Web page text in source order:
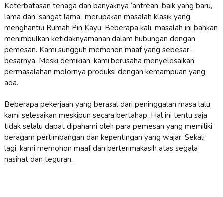
Keterbatasan tenaga dan banyaknya ‘antrean’ baik yang baru,
lama dan ‘sangat lama’, merupakan masalah klasik yang
menghantui Rumah Pin Kayu. Beberapa kali, masalah ini bahkan
menimbulkan ketidaknyamanan dalam hubungan dengan
pemesan. Kami sungguh memohon maaf yang sebesar-
besarnya. Meski demikian, kami berusaha menyelesaikan
permasalahan molornya produksi dengan kemampuan yang
ada.
Beberapa pekerjaan yang berasal dari peninggalan masa lalu,
kami selesaikan meskipun secara bertahap. Hal ini tentu saja
tidak selalu dapat dipahami oleh para pemesan yang memiliki
beragam pertimbangan dan kepentingan yang wajar. Sekali
lagi, kami memohon maaf dan berterimakasih atas segala
nasihat dan teguran.